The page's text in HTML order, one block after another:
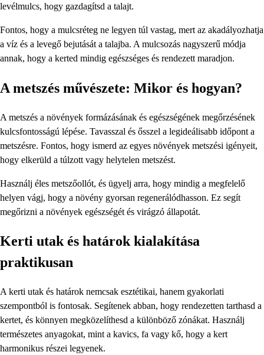
levélmulcs, hogy gazdagítsd a talajt.
Fontos, hogy a mulcsréteg ne legyen túl vastag, mert az akadályozhatja
a víz és a levegő bejutását a talajba. A mulcsozás nagyszerű módja
annak, hogy a kerted mindig egészséges és rendezett maradjon.
A metszés művészete: Mikor és hogyan?
A metszés a növények formázásának és egészségének megőrzésének
kulcsfontosságú lépése. Tavasszal és ősszel a legideálisabb időpont a
metszésre. Fontos, hogy ismerd az egyes növények metszési igényeit,
hogy elkerüld a túlzott vagy helytelen metszést.
Használj éles metszőollót, és ügyelj arra, hogy mindig a megfelelő
helyen vágj, hogy a növény gyorsan regenerálódhasson. Ez segít
megőrizni a növények egészségét és virágzó állapotát.
Kerti utak és határok kialakítása
praktikusan
A kerti utak és határok nemcsak esztétikai, hanem gyakorlati
szempontból is fontosak. Segítenek abban, hogy rendezetten tarthasd a
kertet, és könnyen megközelíthesd a különböző zónákat. Használj
természetes anyagokat, mint a kavics, fa vagy kő, hogy a kert
harmonikus részei legyenek.